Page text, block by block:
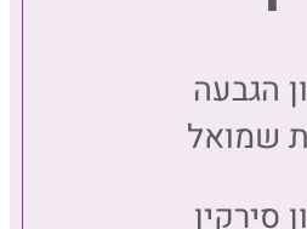
הגבעה
שמואל
סירקין